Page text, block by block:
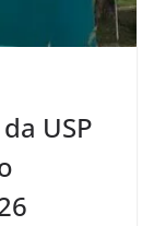
USP